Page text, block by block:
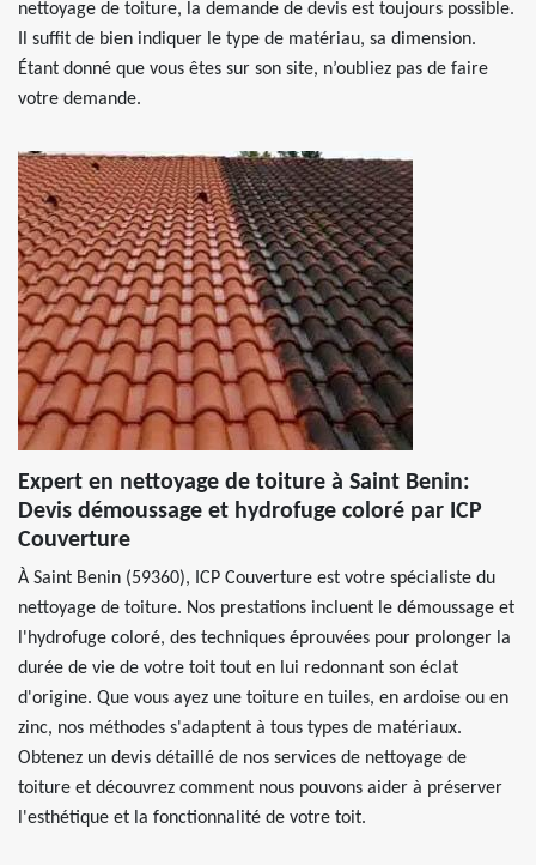
nettoyage de toiture, la demande de devis est toujours possible.
Il suffit de bien indiquer le type de matériau, sa dimension.
Étant donné que vous êtes sur son site, n’oubliez pas de faire
votre demande.
Expert en nettoyage de toiture à Saint Benin:
Devis démoussage et hydrofuge coloré par ICP
Couverture
À Saint Benin (59360), ICP Couverture est votre spécialiste du
nettoyage de toiture. Nos prestations incluent le démoussage et
l'hydrofuge coloré, des techniques éprouvées pour prolonger la
durée de vie de votre toit tout en lui redonnant son éclat
d'origine. Que vous ayez une toiture en tuiles, en ardoise ou en
zinc, nos méthodes s'adaptent à tous types de matériaux.
Obtenez un devis détaillé de nos services de nettoyage de
toiture et découvrez comment nous pouvons aider à préserver
l'esthétique et la fonctionnalité de votre toit.